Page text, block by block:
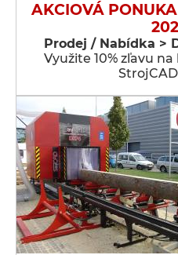
AKCIOVÁ
Prodej / Nabídka >
Využite 10% zľavu